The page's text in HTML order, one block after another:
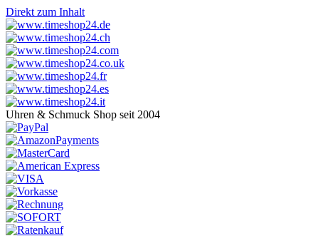
Direkt zum Inhalt
Uhren & Schmuck Shop seit 2004